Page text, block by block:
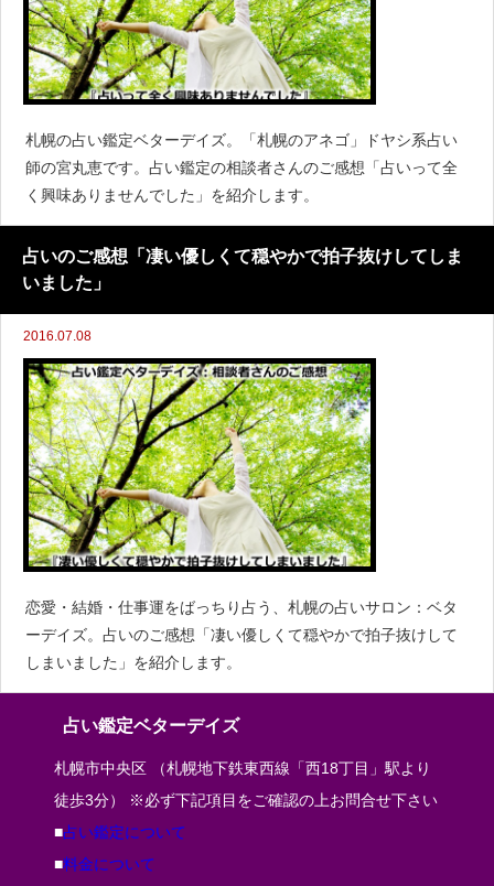
札幌の占い鑑定ベターデイズ。「札幌のアネゴ」ドヤシ系占い
師の宮丸恵です。占い鑑定の相談者さんのご感想「占いって全
く興味ありませんでした」を紹介します。
占いのご感想「凄い優しくて穏やかで拍子抜けしてしま
いました」
2016.07.08
恋愛・結婚・仕事運をばっちり占う、札幌の占いサロン：ベタ
ーデイズ。占いのご感想「凄い優しくて穏やかで拍子抜けして
しまいました」を紹介します。
占い鑑定ベターデイズ
札幌市中央区 （札幌地下鉄東西線「西18丁目」駅より
徒歩3分） ※必ず下記項目をご確認の上お問合せ下さい
■占い鑑定について
■料金について